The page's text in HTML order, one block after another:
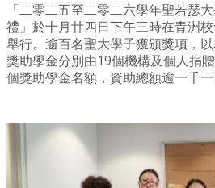
「二零二五至二零二六學年聖若瑟
禮」於十月廿四日下午三時在青洲
舉行。逾百名聖大學子獲頒獎項，以
獎助學金分別由19個機構及個人捐
個獎助學金名額，資助總額逾一千一